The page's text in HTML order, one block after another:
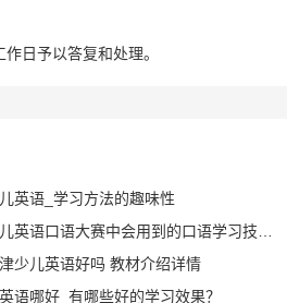
日予以答复和处理。
英语_学习方法的趣味性
少儿英语好吗 教材介绍详情
语哪好_有哪些好的学习效果？